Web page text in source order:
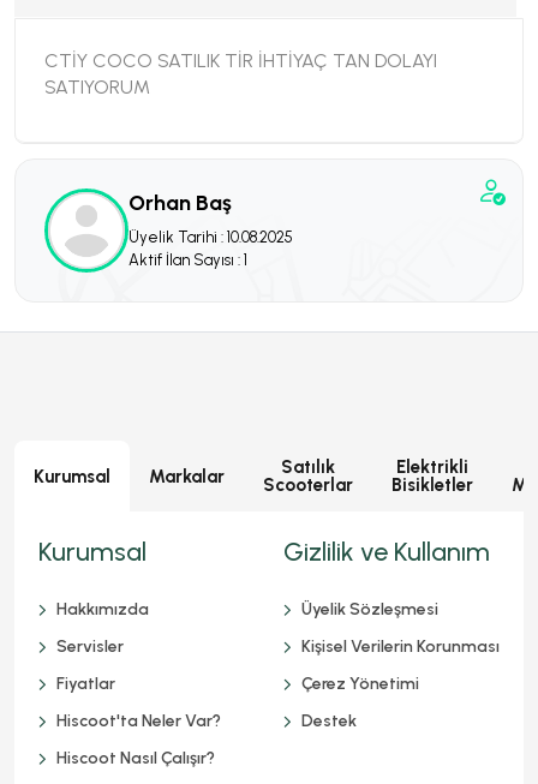
Orhan Baş
Üyelik Tarihi : 10.08.2025
Aktif İlan Sayısı : 1
CTİY COCO SATILIK TİR İHTİYAÇ TAN DOLAYI
SATIYORUM
Kurumsal Markalar
Satılık
Scooterlar
Elektrikli
Bisikletler
Kurumsal
Hakkımızda
Servisler
Fiyatlar
Hiscoot'ta Neler Var?
Hiscoot Nasıl Çalışır?
Gizlilik ve Kullanım
Üyelik Sözleşmesi
Kişisel Verilerin Korunması
Çerez Yönetimi
Destek